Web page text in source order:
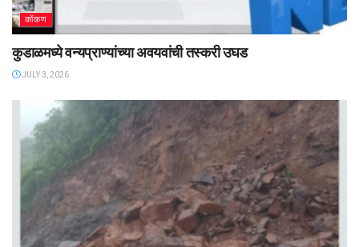
कोंकण
कुडाळमध्ये वन्यप्राण्यांच्या अवयवांची तस्करी उघड
JULY 3, 2026